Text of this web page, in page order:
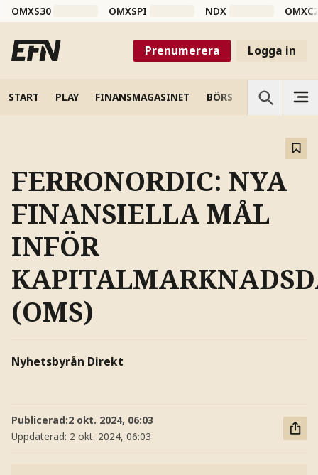
OMXS30 OMXSPI NDX
Prenumerera Logga in
START PLAY FINANSMAGASINET BÖRS VETENSKAP
FERRONORDIC: NYA
FINANSIELLA MÅL
INFÖR
(OMS)
Nyhetsbyrån Direkt
Publicerad:2 okt. 2024, 06:03
Uppdaterad: 2 okt. 2024, 06:03